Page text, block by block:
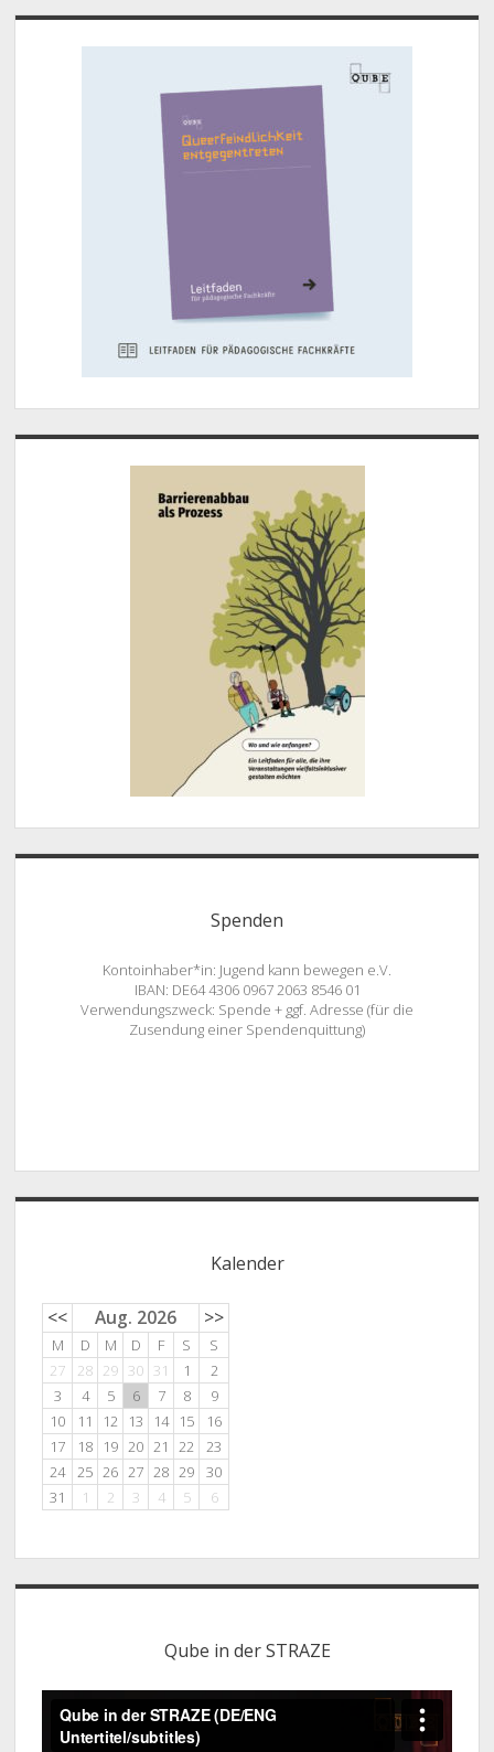
Spenden
Kontoinhaber*in: Jugend kann bewegen e.V.
IBAN: DE64 4306 0967 2063 8546 01
Verwendungszweck: Spende + ggf. Adresse (für die
Zusendung einer Spendenquittung)
Kalender
<< Aug. 2026 >>
M D M D F S
S
27
28 29 30 31 1
2
3
4 5 6 7 8
9
10
11 12 13 14 15
16
17
18 19 20 21 22
23
24
25 26 27 28 29
30
31
1 2 3 4 5 6
Qube in der STRAZE
Player